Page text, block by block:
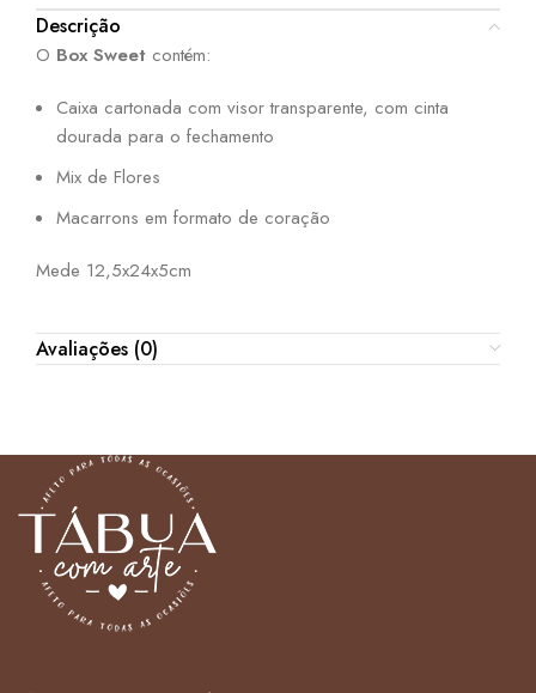
Descrição
O Box Sweet contém:
Caixa cartonada com visor transparente, com cinta
dourada para o fechamento
Mix de Flores
Macarrons em formato de coração
Mede 12,5x24x5cm
Avaliações (0)